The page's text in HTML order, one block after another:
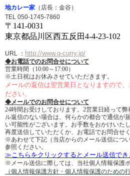
地カレー家 （店長：金谷）
TEL 050-1745-7860
〒141-0031
東京都品川区西五反田4-4-23-102
URL ： http://www.g-curry.jp/
◆お電話でのお問合せについて
営業時間（10:00～17:00）
※土日祝はお休みさせていただきます。
メールの返信は翌営業日となりますので、
ださい。
◆メールでのお問合せについて
24時間お受けしております。2営業日経って弊
ル返信のない場合は、何らかの都合で通信が
い可能性がございます。お手数をおかけいたし
再度送信していただくか、お電話でお問合せく
※あわせて下記（当店からのメール送信につ
参照ください。
≫こちらをクリックするとメール送信でき
※メール送信に際しては、当社個人情報保護
（個人情報保護方針・個人情報保護のための